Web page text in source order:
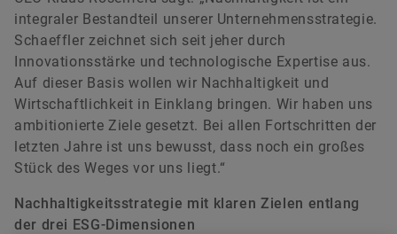
matthias.herms@schaeffler.com
integraler Bestandteil unserer Unternehmensstrategie.
Schaeffler zeichnet sich seit jeher durch
Innovationsstärke und technologische Expertise aus.
Auf dieser Basis wollen wir Nachhaltigkeit und
Wirtschaftlichkeit in Einklang bringen. Wir haben uns
ambitionierte Ziele gesetzt. Bei allen Fortschritten der
letzten Jahre ist uns bewusst, dass noch ein großes
Stück des Weges vor uns liegt.“
Nachhaltigkeitsstrategie mit klaren Zielen entlang
der drei ESG-Dimensionen